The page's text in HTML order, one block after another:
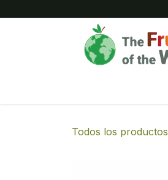
Todos los productos